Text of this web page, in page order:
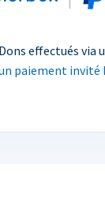
Dons effectués via
paiement invité